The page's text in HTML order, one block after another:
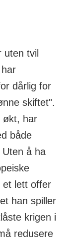
tvil
dårlig for
skiftet".
økt, har
både
å ha
et lett offer
han spiller
krigen i
redusere